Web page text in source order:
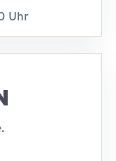
Uhr